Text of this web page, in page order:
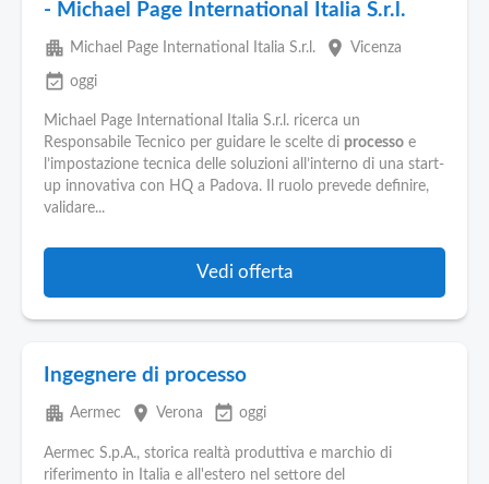
- Michael Page International Italia S.r.l.
apartment Michael Page International Italia S.r.l. place Vicenza
event_available oggi
Michael Page International Italia S.r.l. ricerca un
Responsabile Tecnico per guidare le scelte di processo e
l’impostazione tecnica delle soluzioni all’interno di una start-
up innovativa con HQ a Padova. Il ruolo prevede definire,
validare...
Vedi offerta
Ingegnere di processo
apartment Aermec place Verona event_available oggi
Aermec S.p.A., storica realtà produttiva e marchio di
riferimento in Italia e all'estero nel settore del